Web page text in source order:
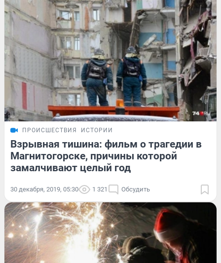
ПРОИСШЕСТВИЯ ИСТОРИИ
Взрывная тишина: фильм о трагедии в
Магнитогорске, причины которой
замалчивают целый год
30 декабря, 2019, 05:30 1 321 Обсудить